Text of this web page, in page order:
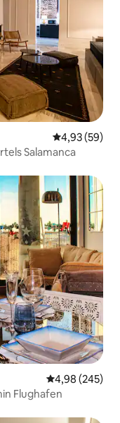
4,93 (59)
Salamanca
4,98 (245)
Flughafen